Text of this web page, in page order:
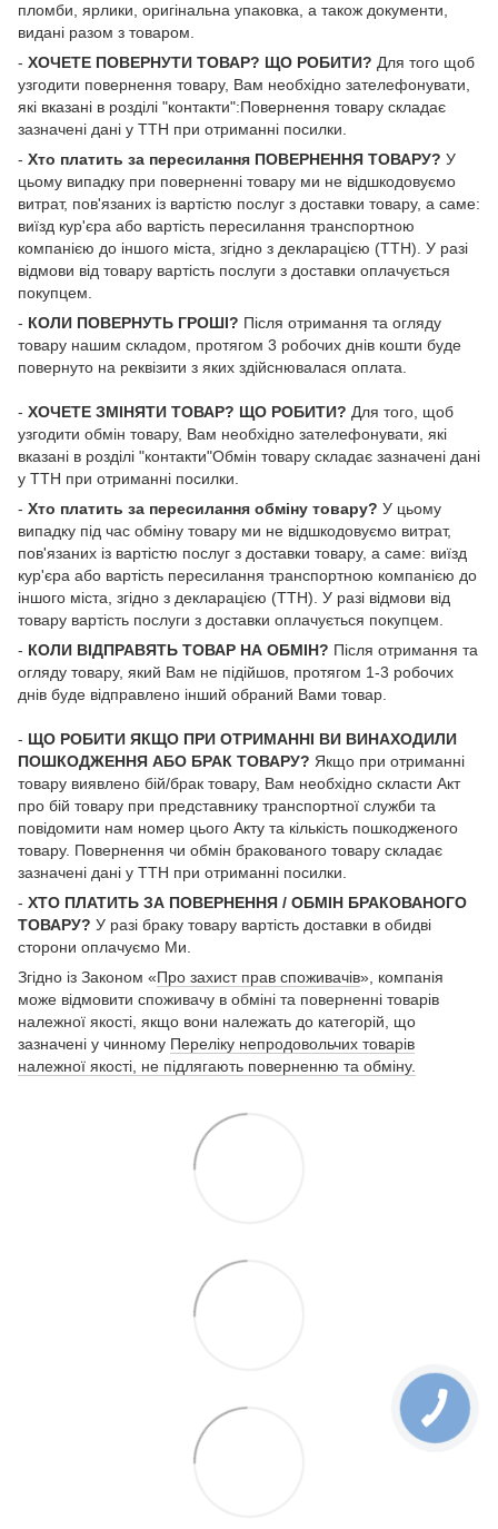
пломби, ярлики, оригінальна упаковка, а також документи,
видані разом з товаром.
- ХОЧЕТЕ ПОВЕРНУТИ ТОВАР? ЩО РОБИТИ? Для того щоб
узгодити повернення товару, Вам необхідно зателефонувати,
які вказані в розділі "контакти":Повернення товару складає
зазначені дані у ТТН при отриманні посилки.
- Хто платить за пересилання ПОВЕРНЕННЯ ТОВАРУ? У
цьому випадку при поверненні товару ми не відшкодовуємо
витрат, пов'язаних із вартістю послуг з доставки товару, а саме:
виїзд кур'єра або вартість пересилання транспортною
компанією до іншого міста, згідно з декларацією (ТТН). У разі
відмови від товару вартість послуги з доставки оплачується
покупцем.
- КОЛИ ПОВЕРНУТЬ ГРОШІ? Після отримання та огляду
товару нашим складом, протягом 3 робочих днів кошти буде
повернуто на реквізити з яких здійснювалася оплата.
- ХОЧЕТЕ ЗМІНЯТИ ТОВАР? ЩО РОБИТИ? Для того, щоб
узгодити обмін товару, Вам необхідно зателефонувати, які
вказані в розділі "контакти"Обмін товару складає зазначені дані
у ТТН при отриманні посилки.
- Хто платить за пересилання обміну товару? У цьому
випадку під час обміну товару ми не відшкодовуємо витрат,
пов'язаних із вартістю послуг з доставки товару, а саме: виїзд
кур'єра або вартість пересилання транспортною компанією до
іншого міста, згідно з декларацією (ТТН). У разі відмови від
товару вартість послуги з доставки оплачується покупцем.
- КОЛИ ВІДПРАВЯТЬ ТОВАР НА ОБМІН? Після отримання та
огляду товару, який Вам не підійшов, протягом 1-3 робочих
днів буде відправлено інший обраний Вами товар.
- ЩО РОБИТИ ЯКЩО ПРИ ОТРИМАННІ ВИ ВИНАХОДИЛИ
ПОШКОДЖЕННЯ АБО БРАК ТОВАРУ? Якщо при отриманні
товару виявлено бій/брак товару, Вам необхідно скласти Акт
про бій товару при представнику транспортної служби та
повідомити нам номер цього Акту та кількість пошкодженого
товару. Повернення чи обмін бракованого товару складає
зазначені дані у ТТН при отриманні посилки.
- ХТО ПЛАТИТЬ ЗА ПОВЕРНЕННЯ / ОБМІН БРАКОВАНОГО
ТОВАРУ? У разі браку товару вартість доставки в обидві
сторони оплачуємо Ми.
Згідно із Законом «Про захист прав споживачів», компанія
може відмовити споживачу в обміні та поверненні товарів
належної якості, якщо вони належать до категорій, що
зазначені у чинному Переліку непродовольчих товарів
належної якості, не підлягають поверненню та обміну.